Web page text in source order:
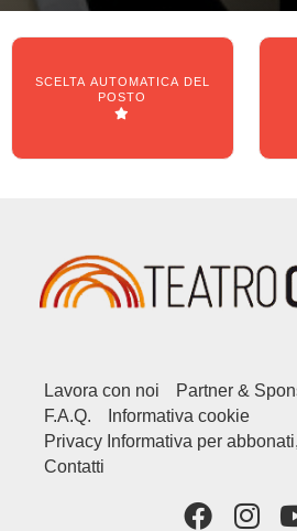
SCELTA AUTOMATICA DEL
POSTO
Lavora con noi Partner &
F.A.Q.
Informativa cookie
Privacy Informativa per
Contatti